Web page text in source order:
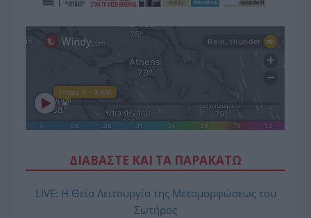
ΔΙΑΒΑΣΤΕ ΚΑΙ ΤΑ ΠΑΡΑΚΑΤΩ
LIVE: Η Θεία Λειτουργία της Μεταμορφώσεως του
Σωτήρος